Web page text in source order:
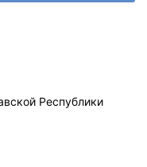
Республики